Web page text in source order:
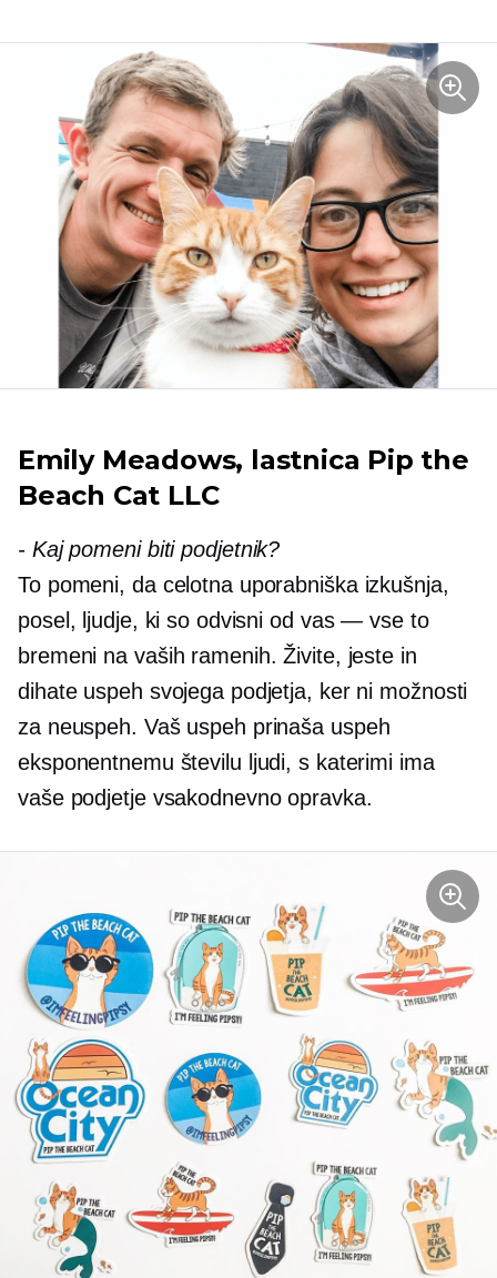
Emily Meadows, lastnica Pip the
Beach Cat LLC
-Kaj pomeni biti podjetnik?
To pomeni, da celotna uporabniška izkušnja,
posel, ljudje, ki so odvisni od vas — vse to
bremeni na vaših ramenih. Živite, jeste in
dihate uspeh svojega podjetja, ker ni možnosti
za neuspeh. Vaš uspeh prinaša uspeh
eksponentnemu številu ljudi, s katerimi ima
vaše podjetje vsakodnevno opravka.